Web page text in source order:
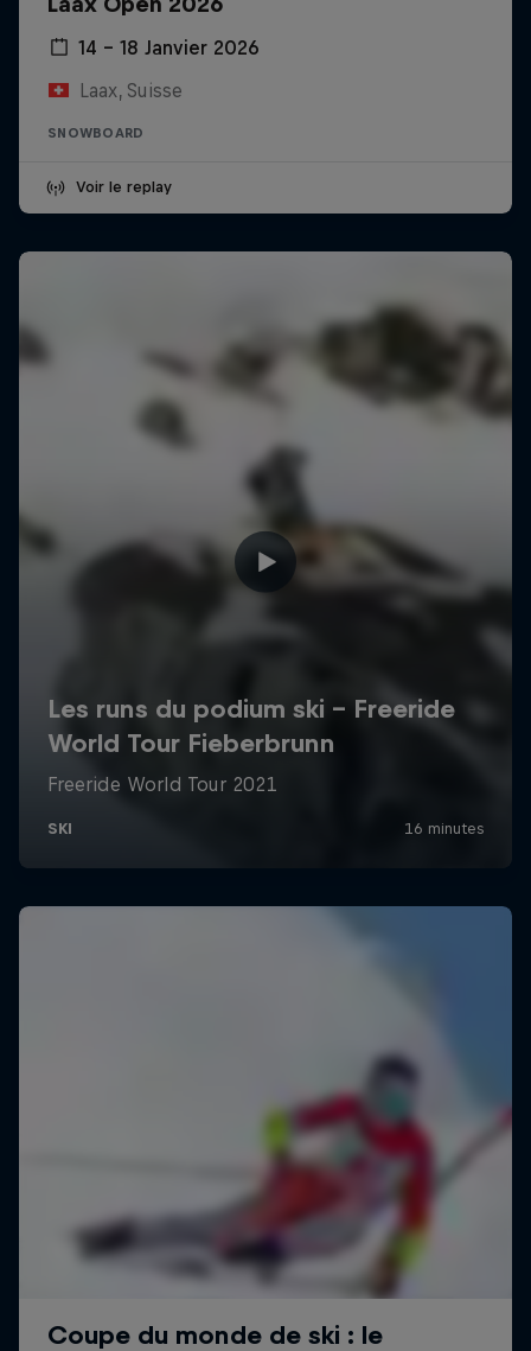
14 – 18 Janvier 2026
Laax, Suisse
SNOWBOARD
Voir le replay